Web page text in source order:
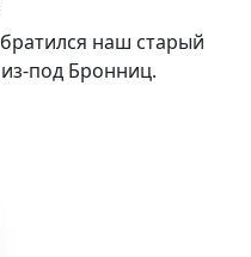
наш старый
под Бронниц.